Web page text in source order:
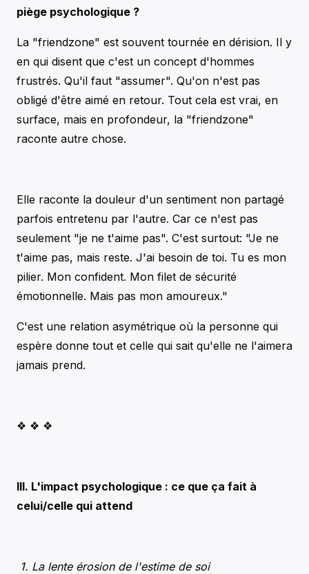
piège psychologique ?
La "friendzone" est souvent tournée en dérision. Il y
en qui disent que c'est un concept d'hommes
frustrés. Qu'il faut "assumer". Qu'on n'est pas
obligé d'être aimé en retour. Tout cela est vrai, en
surface, mais en profondeur, la "friendzone"
raconte autre chose.
Elle raconte la douleur d'un sentiment non partagé
parfois entretenu par l'autre. Car ce n'est pas
seulement "je ne t'aime pas". C'est surtout: "Je ne
t'aime pas, mais reste. J'ai besoin de toi. Tu es mon
pilier. Mon confident. Mon filet de sécurité
émotionnelle. Mais pas mon amoureux."
C'est une relation asymétrique où la personne qui
espère donne tout et celle qui sait qu'elle ne l'aimera
jamais prend.
❖ ❖ ❖
III. L'impact psychologique : ce que ça fait à
celui/celle qui attend
1. La lente érosion de l'estime de soi